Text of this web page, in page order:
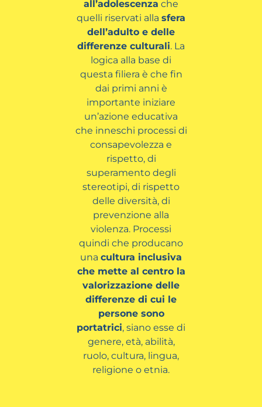
all’adolescenza che
quelli riservati alla sfera
dell’adulto e delle
differenze culturali. La
logica alla base di
questa filiera è che fin
dai primi anni è
importante iniziare
un’azione educativa
che inneschi processi di
consapevolezza e
rispetto, di
superamento degli
stereotipi, di rispetto
delle diversità, di
prevenzione alla
violenza. Processi
quindi che producano
una cultura inclusiva
che mette al centro la
valorizzazione delle
differenze di cui le
persone sono
portatrici, siano esse di
genere, età, abilità,
ruolo, cultura, lingua,
religione o etnia.